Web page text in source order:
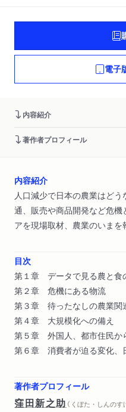
電子
内容紹介
著作者プロフィール
内容紹介
人口減少で日本の農業はど
通、販売や商品開発など危
アを現場取材、農業のいまを
目次
第１章 データで見る農と食
第２章 危機にある物流
第３章 待ったなしの農業関
第４章 大規模化への備え
第５章 外国人、都市住民か
第６章 消費者が迫る変化、
著作者プロフィール
窪田新之助 （ くぼた・しんのす